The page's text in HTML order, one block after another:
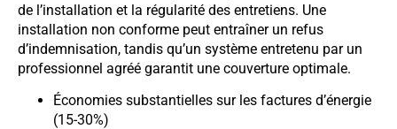
de l’installation et la régularité des entretiens. Une
installation non conforme peut entraîner un refus
d’indemnisation, tandis qu’un système entretenu par un
professionnel agréé garantit une couverture optimale.
Économies substantielles sur les factures d’énergie
(15-30%)